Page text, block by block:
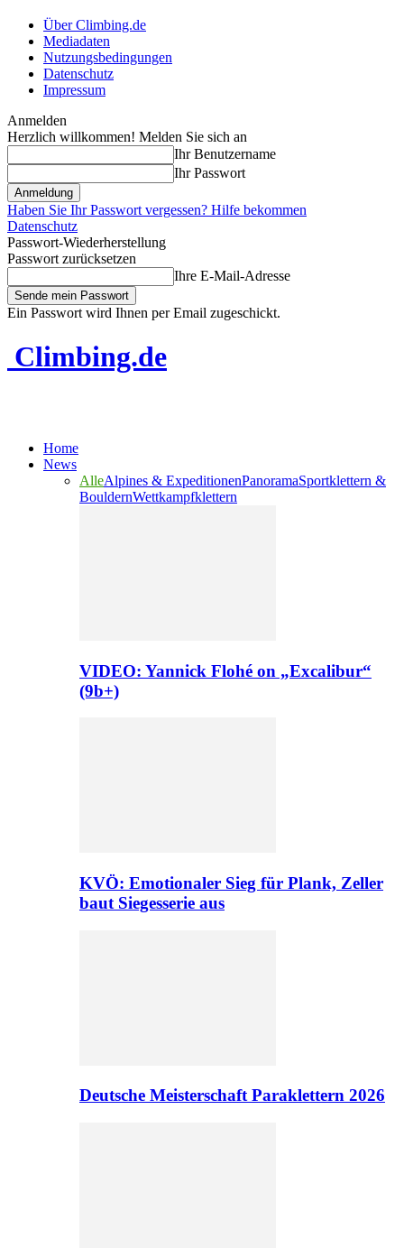
Über Climbing.de
Mediadaten
Nutzungsbedingungen
Datenschutz
Impressum
Anmelden
Herzlich willkommen! Melden Sie sich an
Ihr Benutzername
Ihr Passwort
Haben Sie Ihr Passwort vergessen? Hilfe bekommen
Datenschutz
Passwort-Wiederherstellung
Passwort zurücksetzen
Ihre E-Mail-Adresse
Ein Passwort wird Ihnen per Email zugeschickt.
Climbing.de
Home
News
AlleAlpines & ExpeditionenPanoramaSportklettern &
BouldernWettkampfklettern
VIDEO: Yannick Flohé on „Excalibur“
(9b+)
KVÖ: Emotionaler Sieg für Plank, Zeller
baut Siegesserie aus
Deutsche Meisterschaft Paraklettern 2026